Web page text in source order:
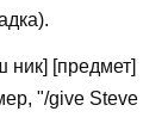
ник] [предмет]
"/give Steve